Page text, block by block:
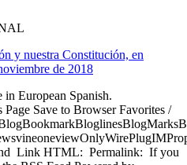
y nuestra Constitución, en
de 2018
European Spanish.
Save to Browser Favorites /
Link HTML: Permalink: If you